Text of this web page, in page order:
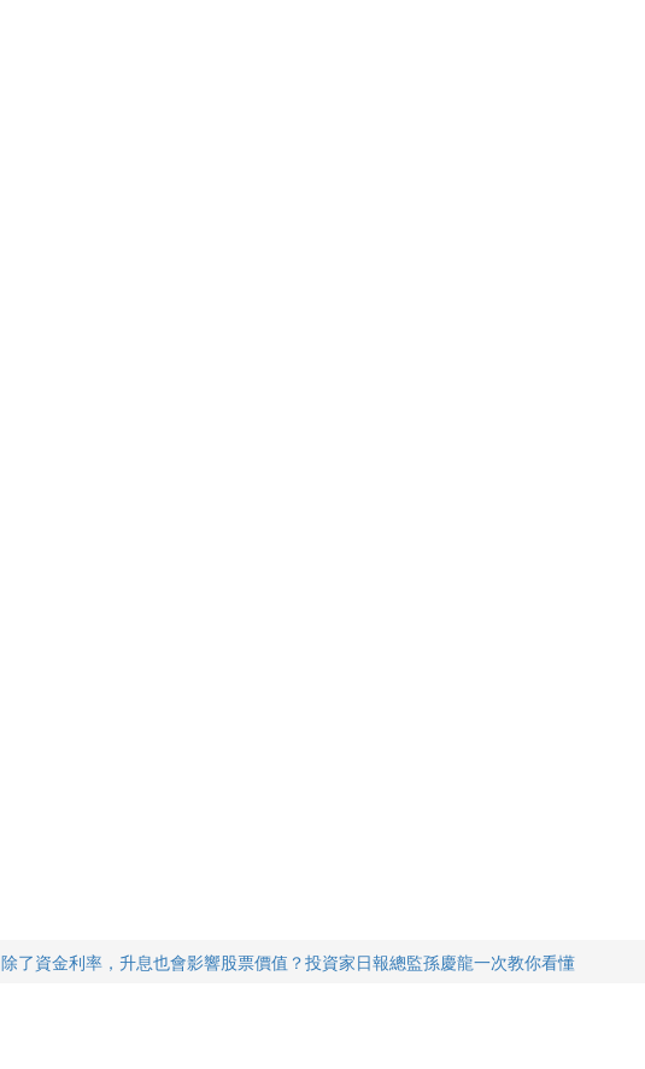
除了資金利率，升息也會影響股票價值？投資家日報總監孫慶龍一次教你看懂